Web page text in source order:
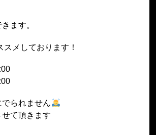
ます。
スメしております！
られません
て頂きます